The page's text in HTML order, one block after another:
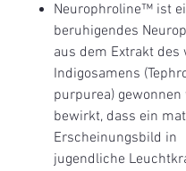
Neurophroline™ ist
beruhigendes
aus dem Extrakt des
Indigosamens
purpurea)
bewirkt, dass ein
Erscheinungsbild in
jugendliche